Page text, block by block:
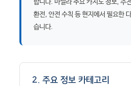
합니다. 마닐라 주요 카지노 정보, 추
환전, 안전 수칙 등 현지에서 필요한
습니다.
2. 주요 정보 카테고리